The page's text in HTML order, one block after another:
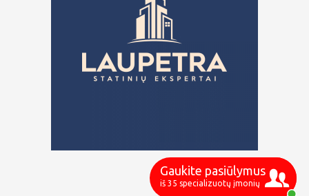
Gaukite pasiūlymus
iš 35 specializuotų įmonių